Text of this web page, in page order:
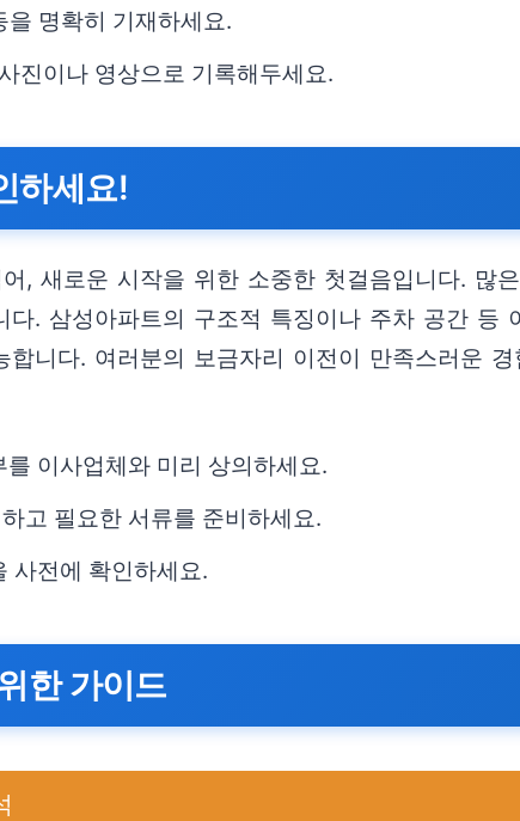
명확히 기재하세요.
진이나 영상으로 기록해두세요.
하세요!
, 새로운 시작을 위한 소중한 첫걸음입니다. 많
. 삼성아파트의 구조적 특징이나 주차 공간 등
니다. 여러분의 보금자리 이전이 만족스러운
이사업체와 미리 상의하세요.
고 필요한 서류를 준비하세요.
사전에 확인하세요.
한 가이드